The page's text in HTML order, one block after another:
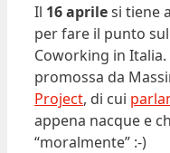
Il 16 aprilesi tiene
per fare il punto
Coworking in
promossa da
Project, di cui
appena nacque e
“moralmente” :-)